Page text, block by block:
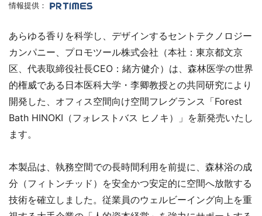
情報提供：
あらゆる香りを科学し、デザインするセントテクノロジー
カンパニー、プロモツール株式会社（本社：東京都文京
区、代表取締役社長CEO：緒方健介）は、森林医学の世界
的権威である日本医科大学・李卿教授との共同研究により
開発した、オフィス空間向け空間フレグランス「Forest
Bath HINOKI（フォレストバス ヒノキ）」を新発売いたし
ます。
本製品は、執務空間での長時間利用を前提に、森林浴の成
分（フィトンチッド）を安全かつ安定的に空間へ放散する
技術を確立しました。従業員のウェルビーイング向上を重